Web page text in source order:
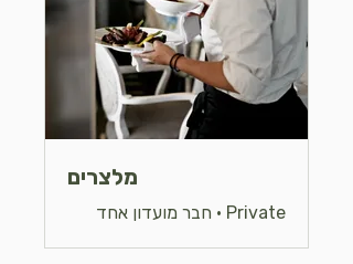
מלצרים
Private
• חבר מועדון אחד